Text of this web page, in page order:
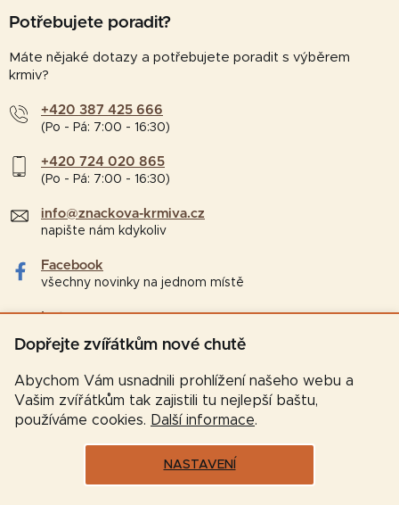
Dopřejte zvířátkům nové chutě
Abychom Vám usnadnili prohlížení našeho webu a
Vašim zvířátkům tak zajistili tu nejlepší baštu,
používáme cookies. Další informace.
NASTAVENÍ
Potřebujete poradit?
Máte nějaké dotazy a potřebujete poradit s výběrem
krmiv?
+420 387 425 666
(Po - Pá: 7:00 - 16:30)
+420 724 020 865
(Po - Pá: 7:00 - 16:30)
info@znackova-krmiva.cz
napište nám kdykoliv
Facebook
všechny novinky na jednom místě
Instagram
tipy a zajímavosti pro chovatele